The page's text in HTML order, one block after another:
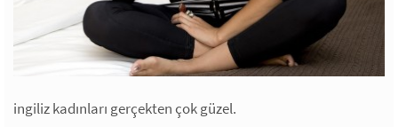
ingiliz kadınları gerçekten çok güzel.